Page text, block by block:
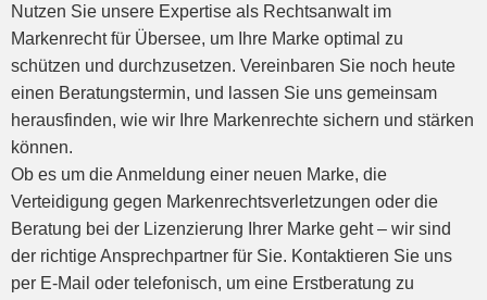
Nutzen Sie unsere Expertise als Rechtsanwalt im
Markenrecht für Übersee, um Ihre Marke optimal zu
schützen und durchzusetzen. Vereinbaren Sie noch heute
einen Beratungstermin, und lassen Sie uns gemeinsam
herausfinden, wie wir Ihre Markenrechte sichern und stärken
können.
Ob es um die Anmeldung einer neuen Marke, die
Verteidigung gegen Markenrechtsverletzungen oder die
Beratung bei der Lizenzierung Ihrer Marke geht – wir sind
der richtige Ansprechpartner für Sie. Kontaktieren Sie uns
per E-Mail oder telefonisch, um eine Erstberatung zu